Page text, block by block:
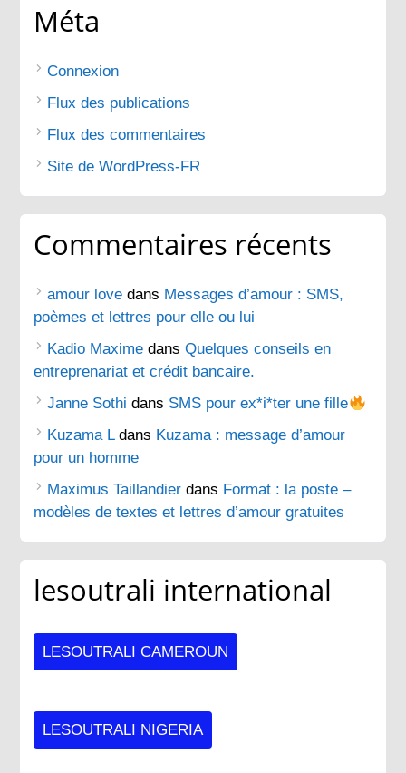
Méta
Connexion
Flux des publications
Flux des commentaires
Site de WordPress-FR
Commentaires récents
amour love dans Messages d’amour : SMS,
poèmes et lettres pour elle ou lui
Kadio Maxime dansQuelques conseils en
entreprenariat et crédit bancaire.
Janne Sothi dans SMS pour ex*i*ter une fille
Kuzama Ldans Kuzama : message d’amour
pour un homme
Maximus Taillandier dans Format : la poste –
modèles de textes et lettres d’amour gratuites
lesoutrali international
LESOUTRALI CAMEROUN
LESOUTRALI NIGERIA